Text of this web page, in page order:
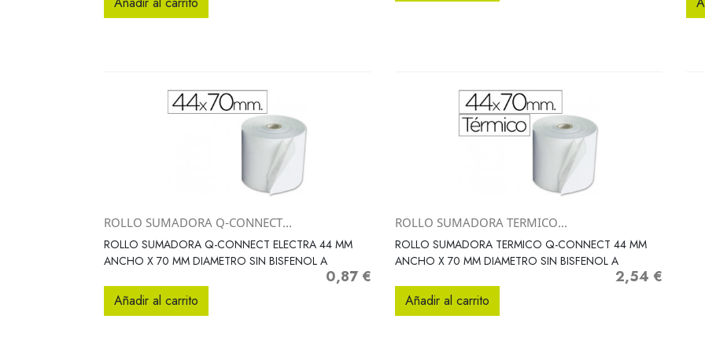
 Vista rápida
ROLLO SUMADORA Q-CONNECT...
ROLLO SUMADORA Q-CONNECT ELECTRA 44 MM
ANCHO X 70 MM DIAMETRO SIN BISFENOL A
Precio
0,87 €
Añadir al carrito
Vista rápida
ROLLO SUMADORA TERMICO...
ROLLO SUMADORA TERMICO Q-CONNECT 44 MM
ANCHO X 70 MM DIAMETRO SIN BISFENOL A
Precio
2,54 €
Añadir al carrito